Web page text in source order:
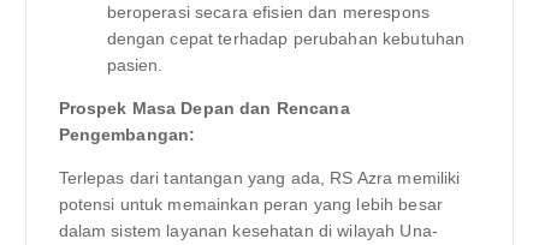
beroperasi secara efisien dan merespons
dengan cepat terhadap perubahan kebutuhan
pasien.
Prospek Masa Depan dan Rencana
Pengembangan:
Terlepas dari tantangan yang ada, RS Azra memiliki
potensi untuk memainkan peran yang lebih besar
dalam sistem layanan kesehatan di wilayah Una-